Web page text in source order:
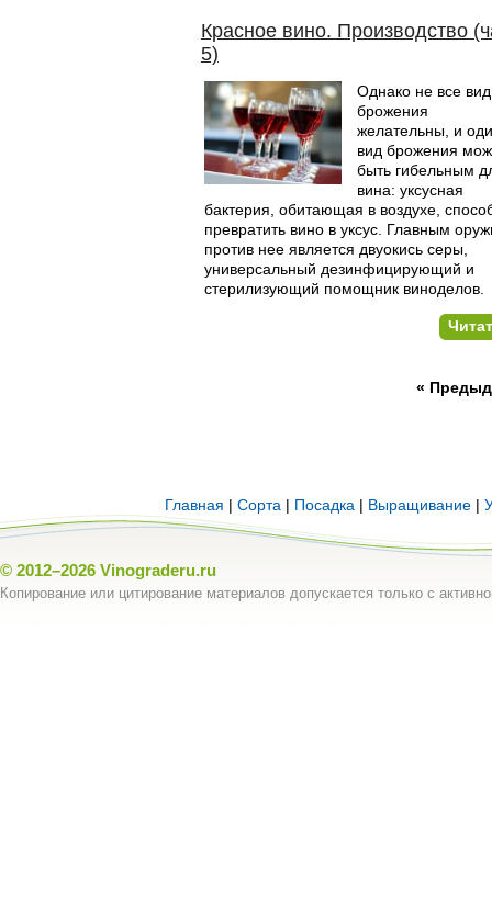
Красное вино. Производство
5)
Однако не все
брожения
желательны, и
вид брожения
быть гибельным
вина: уксусная
бактерия, обитающая в воздухе,
превратить вино в уксус. Главным
против нее является двуокись серы,
универсальный дезинфицирующий и
стерилизующий помощник виноделов.
«
Главная | Сорта | Посадка | Выращивание |
© 2012–2026 Vinograderu.ru
Копирование или цитирование материалов допускается только с